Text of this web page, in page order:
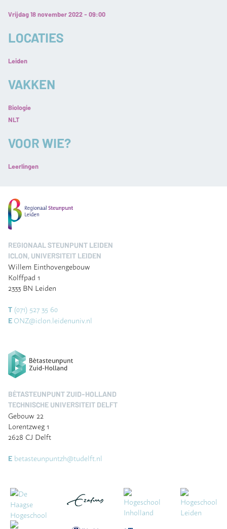
Vrijdag 18 november 2022 - 09:00
LOCATIES
Leiden
VAKKEN
Biologie
NLT
VOOR WIE?
Leerlingen
REGIONAAL STEUNPUNT LEIDEN
ICLON, UNIVERSITEIT LEIDEN
Willem Einthovengebouw
Kolffpad 1
2333 BN Leiden
T (071) 527 35 60
E ONZ@iclon.leidenuniv.nl
BÈTASTEUNPUNT ZUID-HOLLAND
TECHNISCHE UNIVERSITEIT DELFT
Gebouw 22
Lorentzweg 1
2628 CJ Delft
E betasteunpuntzh@tudelft.nl